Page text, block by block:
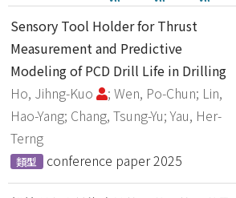
Sensory Tool Holder for Thrust
Measurement and Predictive
Modeling of PCD Drill Life in Drilling
Ho, Jihng-Kuo
; Wen, Po-Chun; Lin,
Hao-Yang; Chang, Tsung-Yu; Yau, Her-
Terng
類型 conference paper2025